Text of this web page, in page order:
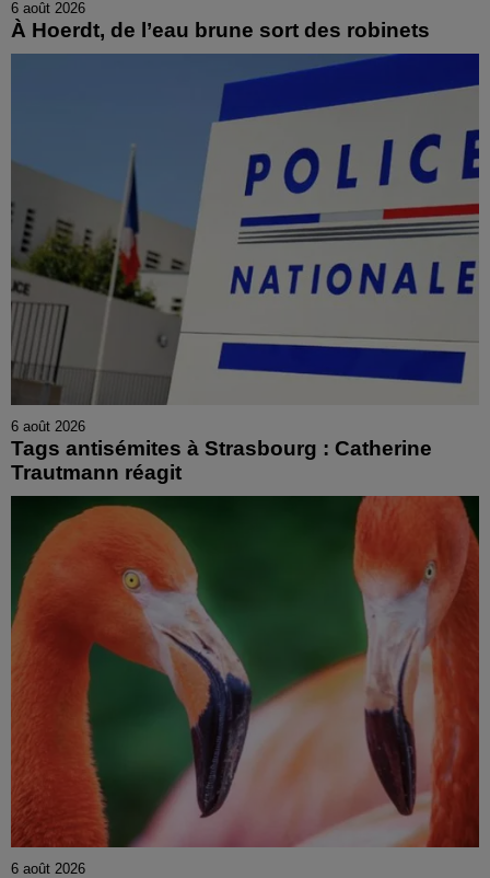
6 août 2026
À Hoerdt, de l’eau brune sort des robinets
6 août 2026
Tags antisémites à Strasbourg : Catherine
Trautmann réagit
6 août 2026